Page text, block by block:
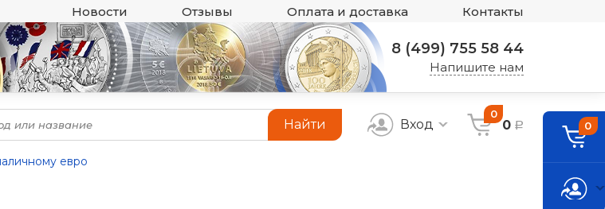
Новости Отзывы Оплата и доставка Контакты
8 (499) 755 58 44
Напишите нам
Найти Вход
0
0 a
евро
0